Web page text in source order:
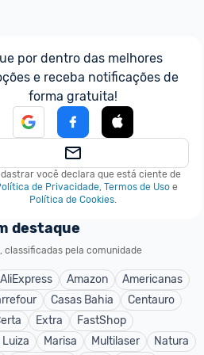
por dentro das melhores
e receba notificações de
forma gratuita!
você declara que está ciente de
de Privacidade, Termos de Uso e
Política de Cookies.
destaque
classificadas pela comunidade
AliExpress Amazon
Americanas
Casas Bahia
Centauro
Extra
FastShop
Luiza
Marisa Multilaser
Natura